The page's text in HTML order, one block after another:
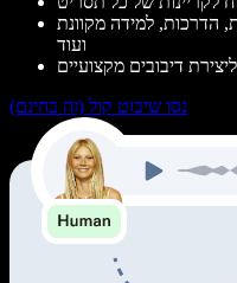
הדרכות, למידה מקוונת
ועוד
דיבובים מקצועיים
נסו שיבוט קול (זה בחינם)